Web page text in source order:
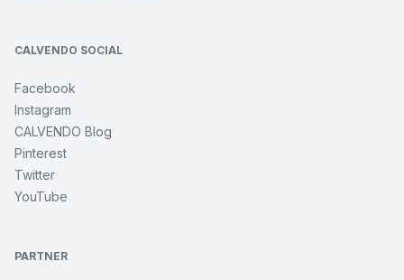
CALVENDO SOCIAL
Facebook
Instagram
CALVENDO Blog
Pinterest
Twitter
YouTube
PARTNER